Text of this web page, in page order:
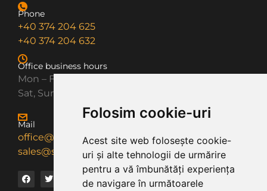
Folosim cookie-uri
Acest site web folosește cookie-
uri și alte tehnologii de urmărire
pentru a vă îmbunătăți experiența
de navigare în următoarele
Phone
+40 374 204 625
+40 374 204 632
Office business hours
Mon – Fri: 8AM – 5PM
Sat, Sun: Closed
Mail
office@smartdiesel.ro
sales@smartdiesel.ro